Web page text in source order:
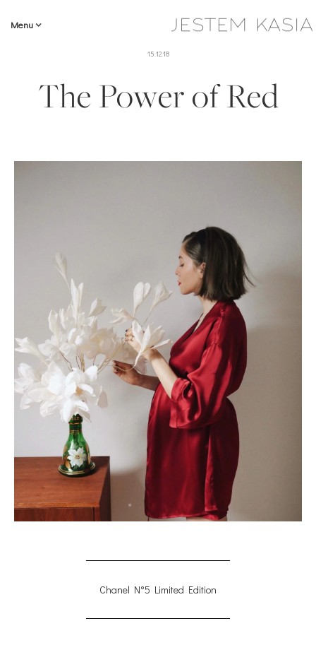
Menu
15.12.18
The Power of Red
Chanel N°5 Limited Edition